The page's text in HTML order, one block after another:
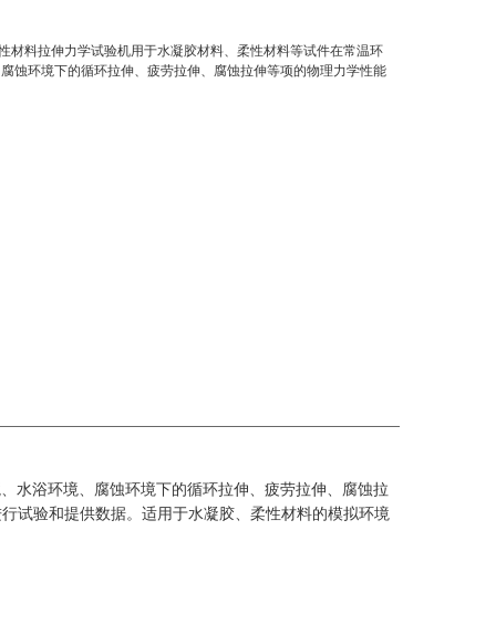
材料拉伸力学试验机用于水凝胶材料、柔性材料等试件在常温环
蚀环境下的循环拉伸、疲劳拉伸、腐蚀拉伸等项的物理力学性能
水浴环境、腐蚀环境下的循环拉伸、疲劳拉伸、腐蚀拉
试验和提供数据。适用于水凝胶、柔性材料的模拟环境